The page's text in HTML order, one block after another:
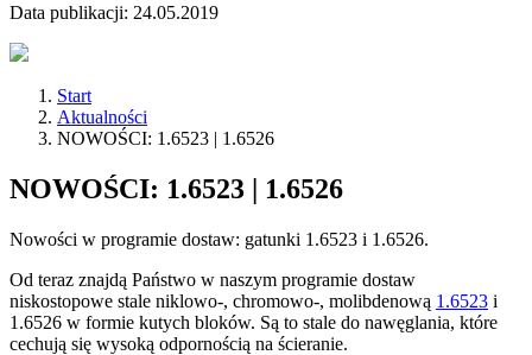
Data publikacji: 24.05.2019
Start
Aktualności
NOWOŚCI: 1.6523 | 1.6526
NOWOŚCI: 1.6523 | 1.6526
Nowości w programie dostaw: gatunki 1.6523 i 1.6526.
Od teraz znajdą Państwo w naszym programie dostaw
niskostopowe stale niklowo-, chromowo-, molibdenową 1.6523 i
1.6526 w formie kutych bloków. Są to stale do nawęglania, które
cechują się wysoką odpornością na ścieranie.